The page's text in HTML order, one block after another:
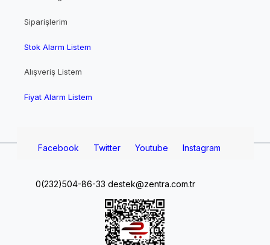
Siparişlerim
Stok Alarm Listem
Alışveriş Listem
Fiyat Alarm Listem
Facebook Twitter Youtube Instagram
0(232)504-86-33 destek@zentra.com.tr